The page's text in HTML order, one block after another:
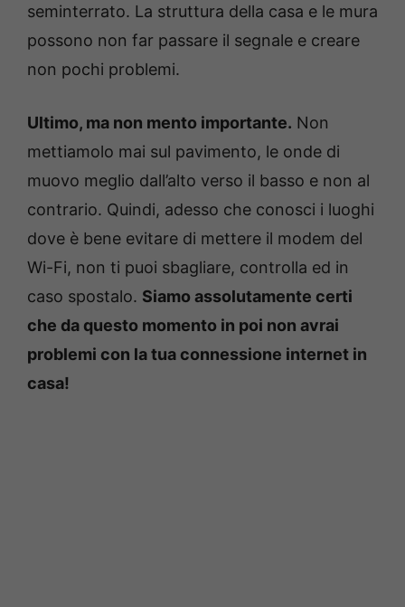
seminterrato. La struttura della casa e le mura
possono non far passare il segnale e creare
non pochi problemi.
Ultimo, ma non mento importante. Non
mettiamolo mai sul pavimento, le onde di
muovo meglio dall’alto verso il basso e non al
contrario. Quindi, adesso che conosci i luoghi
dove è bene evitare di mettere il modem del
Wi-Fi, non ti puoi sbagliare, controlla ed in
caso spostalo. Siamo assolutamente certi
che da questo momento in poi non avrai
problemi con la tua connessione internet in
casa!